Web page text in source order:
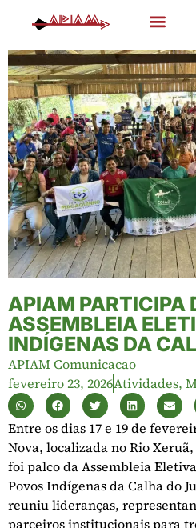
APIAM PARTICIPA
ASSEMBLEIA
INDÍGENAS DA
APIAM Comunicacao
fevereiro 23, 2026Atividades,
Entre os dias 17 e 19 de
Nova, localizada no Rio
foi palco da Assembleia
Povos Indígenas da Calha do
reuniu lideranças,
parceiros institucionais para